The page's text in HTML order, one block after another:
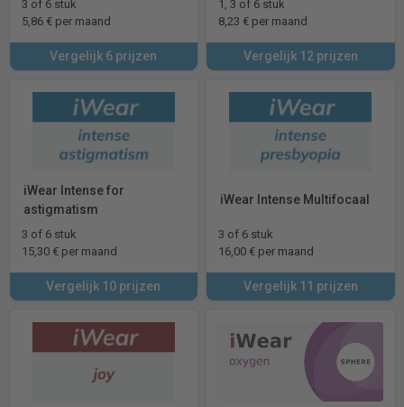
3 of 6 stuk
5,86 € per maand
Vergelijk 6 prijzen
1, 3 of 6 stuk
8,23 € per maand
Vergelijk 12 prijzen
iWear Intense for
astigmatism
3 of 6 stuk
15,30 € per maand
Vergelijk 10 prijzen
iWear Intense Multifocaal
3 of 6 stuk
16,00 € per maand
Vergelijk 11 prijzen